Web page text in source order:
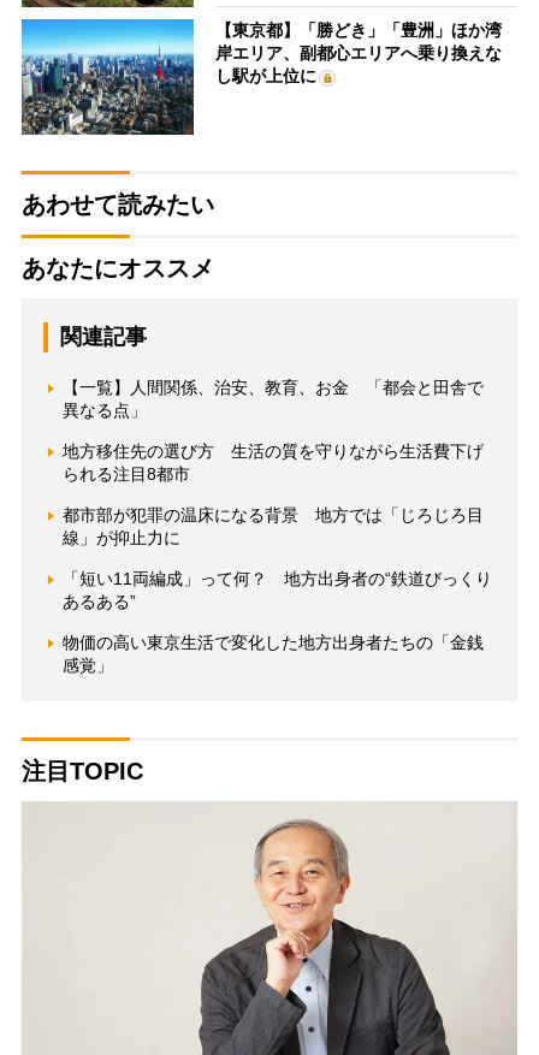
【東京都】「勝どき」「豊洲」ほか湾
岸エリア、副都心エリアへ乗り換えな
し駅が上位に
あわせて読みたい
あなたにオススメ
関連記事
【一覧】人間関係、治安、教育、お金 「都会と田舎で
異なる点」
地方移住先の選び方 生活の質を守りながら生活費下げ
られる注目8都市
都市部が犯罪の温床になる背景 地方では「じろじろ目
線」が抑止力に
「短い11両編成」って何？ 地方出身者の“鉄道びっくり
あるある”
物価の高い東京生活で変化した地方出身者たちの「金銭
感覚」
注目TOPIC